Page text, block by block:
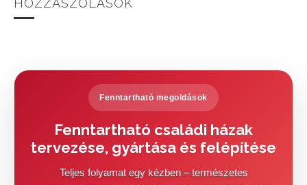
HOZZÁSZÓLÁSOK
Fenntartható megoldások
Fenntartható családi házak
tervezése, gyártása és felépítése
Teljes folyamat egy kézben – természetes